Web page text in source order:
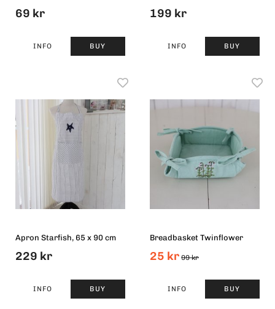
69 kr
INFO BUY
199 kr
INFO BUY
Apron Starfish, 65 x 90 cm
229 kr
INFO BUY
Breadbasket Twinflower
25 kr 99 kr
INFO BUY